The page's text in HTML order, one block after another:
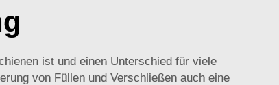
ist und einen Unterschied für viele
von Füllen und Verschließen auch eine